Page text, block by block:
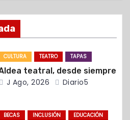
CULTURA TEATRO TAPAS
teatral, desde siempre
J Ago, 2026 Diario5
BECAS INCLUSIÓN
EDUCACIÓN